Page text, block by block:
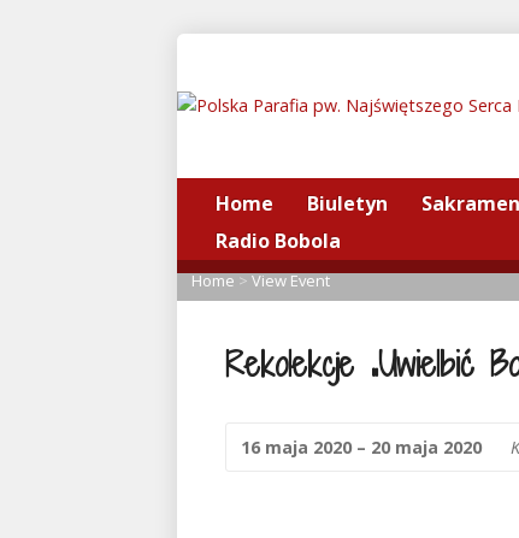
Home Biuletyn
Radio Bobola
Home>View Event
Rekolekcje „Uwielbić
16 maja 2020 – 20 maja 2020